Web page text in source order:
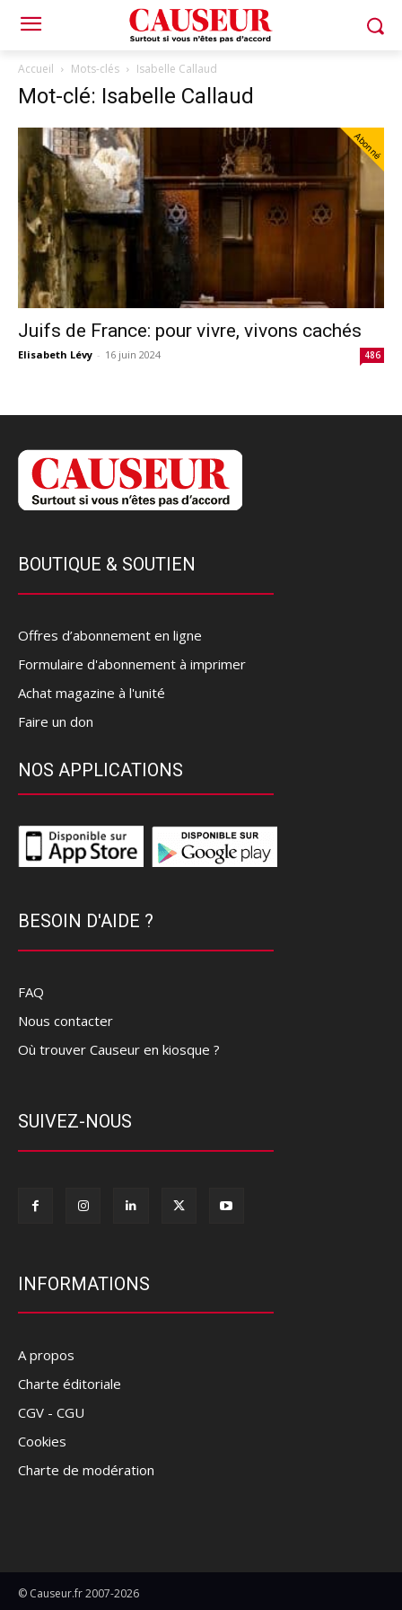
Accueil Mots-clés Isabelle Callaud
Mot-clé: Isabelle Callaud
Abonné
Juifs de France: pour vivre, vivons cachés
Elisabeth Lévy - 16 juin 2024 486
BOUTIQUE & SOUTIEN
Offres d’abonnement en ligne
Formulaire d'abonnement à imprimer
Achat magazine à l'unité
Faire un don
NOS APPLICATIONS
BESOIN D'AIDE ?
FAQ
Nous contacter
Où trouver Causeur en kiosque ?
SUIVEZ-NOUS
INFORMATIONS
A propos
Charte éditoriale
CGV - CGU
Cookies
Charte de modération
© Causeur.fr 2007-2026